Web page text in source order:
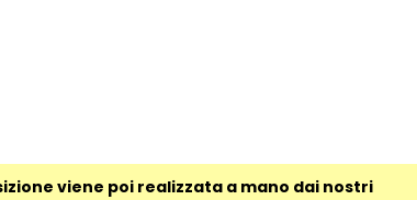
viene poi realizzata a mano dai nostri